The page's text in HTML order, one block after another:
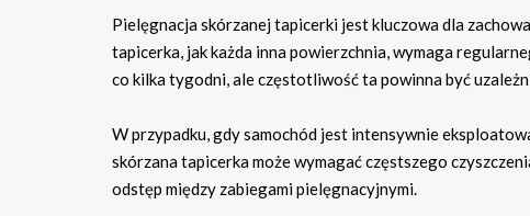
Pielęgnacja skórzanej tapicerki jest kluczowa dla
tapicerka, jak każda inna powierzchnia, wymaga
co kilka tygodni, ale częstotliwość ta powinna być
W przypadku, gdy samochód jest intensywnie
skórzana tapicerka może wymagać częstszego
odstęp między zabiegami pielęgnacyjnymi.